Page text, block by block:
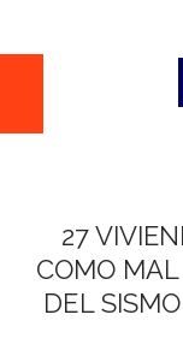
27
COMO
DEL